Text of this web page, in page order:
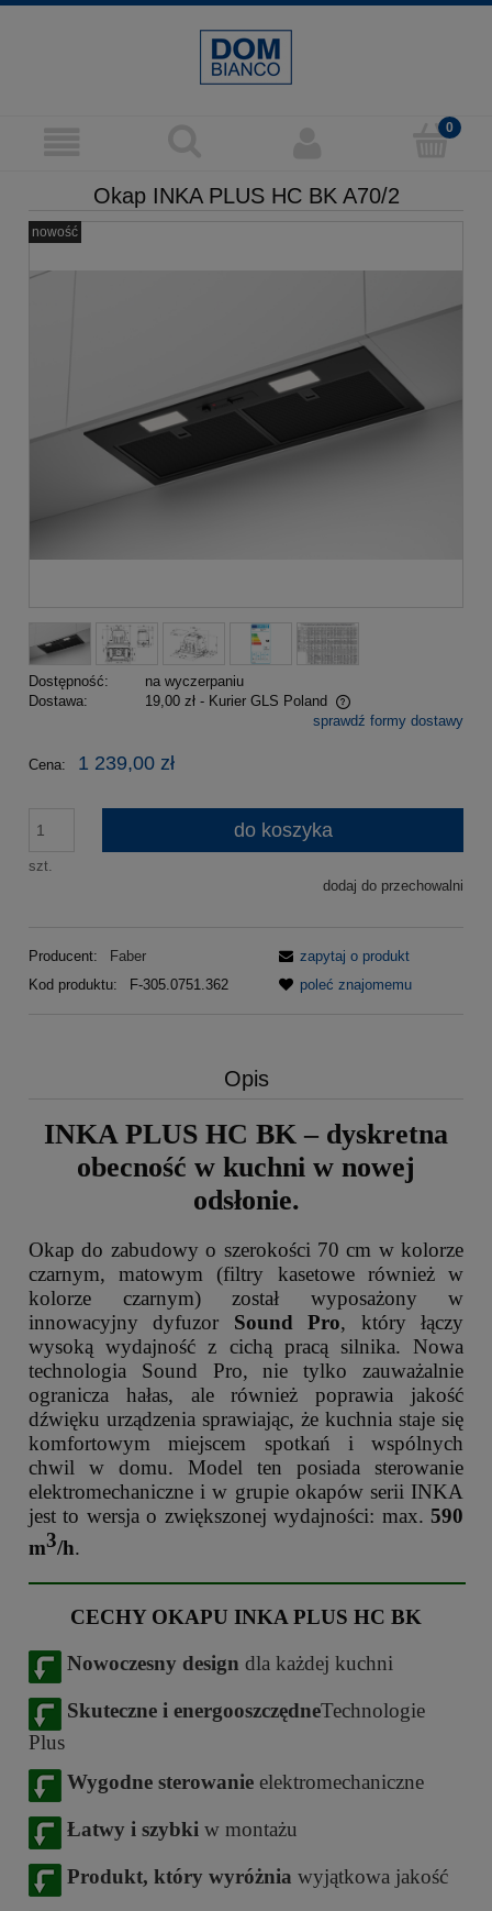
Okap INKA PLUS HC BK A70/2
nowość
Dostępność:
na wyczerpaniu
Dostawa:
19,00 zł - Kurier GLS Poland
Cena nie zawiera ewentualnych kosztów płatnościsprawdź formy dostawy
Cena: 1 239,00 zł
szt.
do koszyka
dodaj do przechowalni
Producent:
Faber
Kod produktu:
F-305.0751.362
zapytaj o produkt
poleć znajomemu
Opis
INKA PLUS HC BK – dyskretna
obecność w kuchni w nowej
odsłonie.
Okap do zabudowy o szerokości 70 cm w kolorze
czarnym, matowym (filtry kasetowe również w
kolorze czarnym) został wyposażony w
innowacyjny dyfuzor Sound Pro, który łączy
wysoką wydajność z cichą pracą silnika. Nowa
technologia Sound Pro, nie tylko zauważalnie
ogranicza hałas, ale również poprawia jakość
dźwięku urządzenia sprawiając, że kuchnia staje się
komfortowym miejscem spotkań i wspólnych
chwil w domu. Model ten posiada sterowanie
elektromechaniczne i w grupie okapów serii INKA
jest to wersja o zwiększonej wydajności: max. 590
m3/h.
CECHY OKAPU INKA PLUS HC BK
Nowoczesny design dla każdej kuchni
Skuteczne i energooszczędneTechnologie
Plus
Wygodne sterowanie elektromechaniczne
Łatwy i szybki w montażu
Produkt, który wyróżnia wyjątkowa jakość